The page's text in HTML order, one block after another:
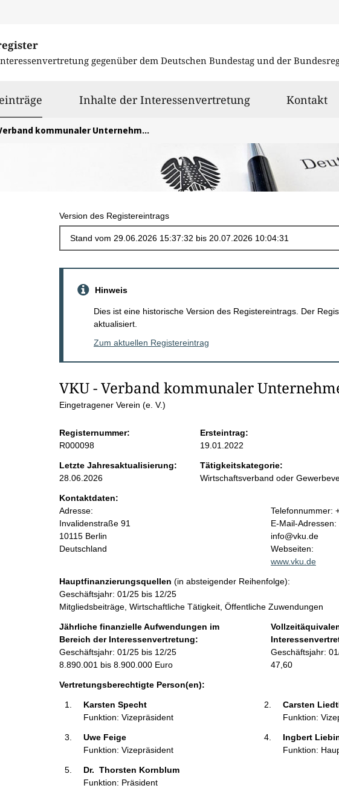
gegenüber dem Deutschen Bundestag und der
ausgewähltInhalte der Interessenvertretung Kontakt
kommunaler Unternehmen e.V.
Version des Registereintrags
e
n
i
n
h
a
l
t
Hinweis
Dies ist eine historische Version des Registereintrags. Der
aktualisiert.
Zum aktuellen Registereintrag
VKU - Verband kommunaler
Eingetragener Verein (e. V.)
Registernummer:
R000098
Ersteintrag:
19.01.2022
Letzte Jahresaktualisierung:
28.06.2026
Tätigkeitskategorie:
Wirtschaftsverband oder
Kontaktdaten:
Adresse:
Invalidenstraße 91
10115 Berlin
Deutschland
K
o
n
t
a
t
n
f
o
r
m
e
Telefonnummer:
E-Mail-Adressen:
info@vku.de
Webseiten:
www.vku.de
Hauptfinanzierungsquellen (in absteigender Reihenfolge):
Geschäftsjahr: 01/25 bis 12/25
Mitgliedsbeiträge, Wirtschaftliche Tätigkeit, Öffentliche Zuwendungen
Jährliche finanzielle Aufwendungen im
Bereich der Interessenvertretung:
Geschäftsjahr: 01/25 bis 12/25
8.890.001 bis 8.900.000 Euro
Geschäftsjahr:
47,60
Vertretungsberechtigte Person(en):
Karsten Specht
Funktion: Vizepräsident
Carsten
Funktion:
Uwe Feige
Funktion: Vizepräsident
Ingbert
Funktion:
Dr.  Thorsten Kornblum
Funktion: Präsident